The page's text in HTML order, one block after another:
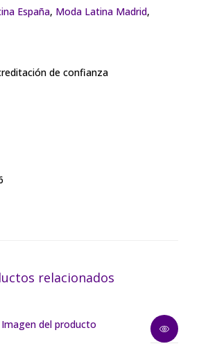
España, Moda Latina Madrid,
relacionados